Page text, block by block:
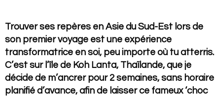
Trouver ses repères en Asie du Sud-Est lors de
son premier voyage est une expérience
transformatrice en soi, peu importe où tu atterris.
C’est sur l’île de Koh Lanta, Thaïlande, que je
décide de m’ancrer pour 2 semaines, sans horaire
planifié d’avance, afin de laisser ce fameux ‘choc